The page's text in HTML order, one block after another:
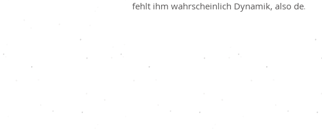
fehlt ihm wahrscheinlich Dynamik, also der
Gefühl und Leben zu geben. Was Dynamik
bedeutet Dynamik beschreibt die
Ausbruch. Musik, die immer gleich laut